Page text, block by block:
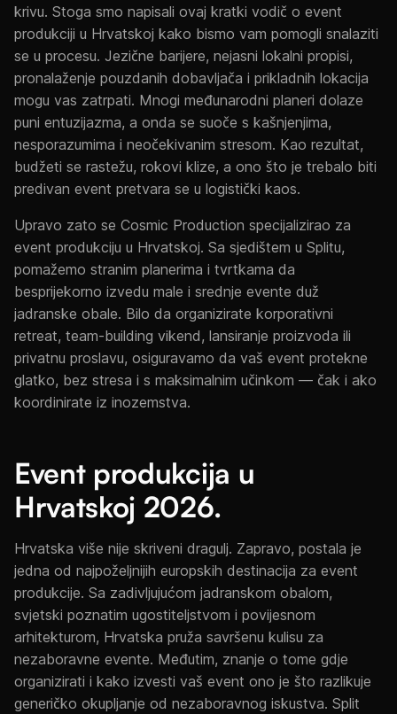
krivu. Stoga smo napisali ovaj kratki vodič o event
produkciji u Hrvatskoj kako bismo vam pomogli snalaziti
se u procesu. Jezične barijere, nejasni lokalni propisi,
pronalaženje pouzdanih dobavljača i prikladnih lokacija
mogu vas zatrpati. Mnogi međunarodni planeri dolaze
puni entuzijazma, a onda se suoče s kašnjenjima,
nesporazumima i neočekivanim stresom. Kao rezultat,
budžeti se rastežu, rokovi klize, a ono što je trebalo biti
predivan event pretvara se u logistički kaos.
Upravo zato se Cosmic Production specijalizirao za
event produkciju u Hrvatskoj. Sa sjedištem u Splitu,
pomažemo stranim planerima i tvrtkama da
besprijekorno izvedu male i srednje evente duž
jadranske obale. Bilo da organizirate korporativni
retreat, team-building vikend, lansiranje proizvoda ili
privatnu proslavu, osiguravamo da vaš event protekne
glatko, bez stresa i s maksimalnim učinkom — čak i ako
koordinirate iz inozemstva.
Event produkcija u
Hrvatskoj 2026.
Hrvatska više nije skriveni dragulj. Zapravo, postala je
jedna od najpoželjnijih europskih destinacija za event
produkcije. Sa zadivljujućom jadranskom obalom,
svjetski poznatim ugostiteljstvom i povijesnom
arhitekturom, Hrvatska pruža savršenu kulisu za
nezaboravne evente. Međutim, znanje o tome gdje
organizirati i kako izvesti vaš event ono je što razlikuje
generičko okupljanje od nezaboravnog iskustva. Split